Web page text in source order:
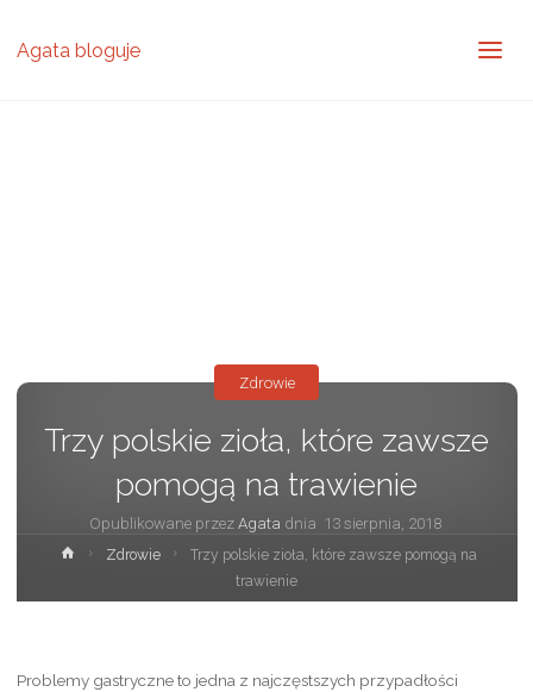
Agata bloguje
Trzy polskie zioła, które zawsze
pomogą na trawienie
Opublikowane przezAgata dnia 13 sierpnia, 2018
Zdrowie
StronaZdrowie
Trzy polskie zioła, które zawsze pomogą na
trawienie
Problemy gastryczne to jedna z najczęstszych przypadłości